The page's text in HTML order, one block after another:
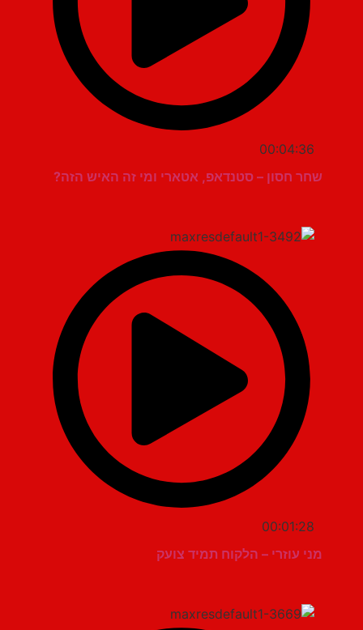
00:04:36
שחר חסון – סטנדאפ, אטארי ומי זה האיש הזה?
00:01:28
מני עוזרי – הלקוח תמיד צועק